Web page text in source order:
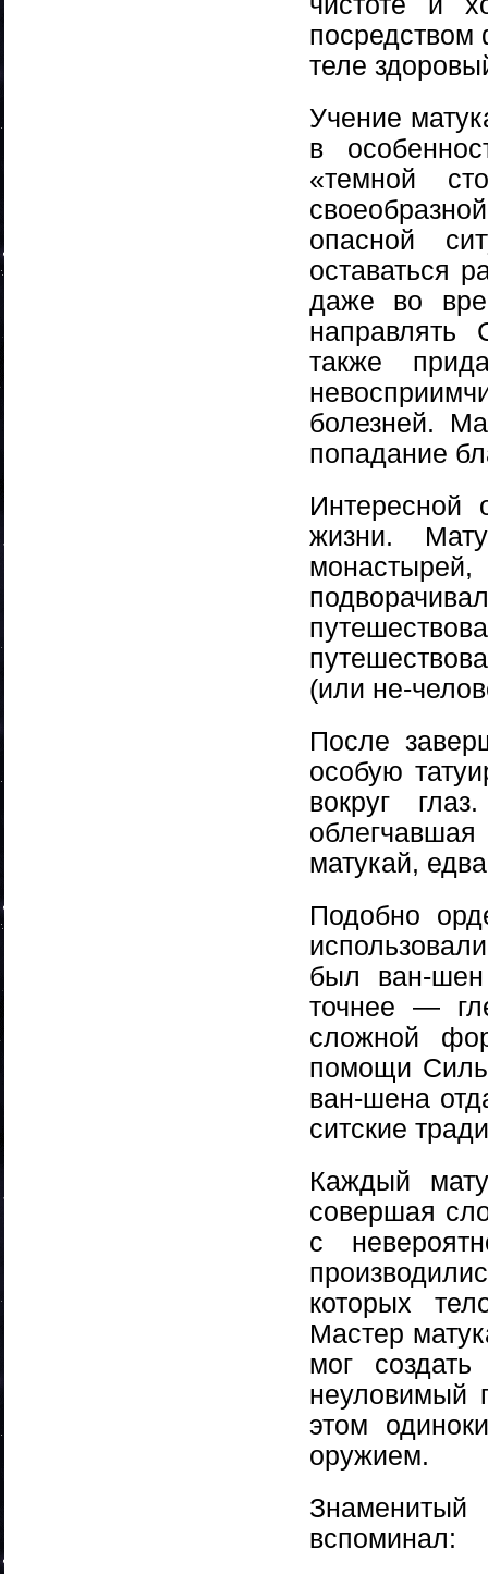
посредством
теле
Учение
в
«темной
опасной
оставаться
даже во
также
болезней.
попадание
Интересной
жизни.
(или не-
После
особую
вокруг
матукай,
Подобно
был ван-шен
точнее —
сложной
помощи
ван-шена
ситские
Каждый
совершая
с
которых
Мастер
мог
неуловимый
этом
оружием.
вспоминал: